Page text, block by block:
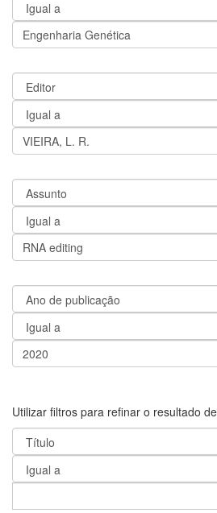
Utilizar filtros para refinar o resultado